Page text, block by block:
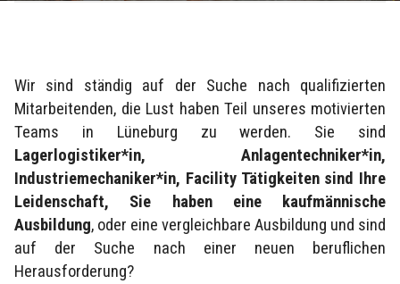
Wir sind ständig auf der Suche nach qualifizierten
Mitarbeitenden, die Lust haben Teil unseres motivierten
Teams in Lüneburg zu werden. Sie sind
Lagerlogistiker*in, Anlagentechniker*in,
Industriemechaniker*in, Facility Tätigkeiten sind Ihre
Leidenschaft, Sie haben eine kaufmännische
Ausbildung, oder eine vergleichbare Ausbildung und sind
auf der Suche nach einer neuen beruflichen
Herausforderung?